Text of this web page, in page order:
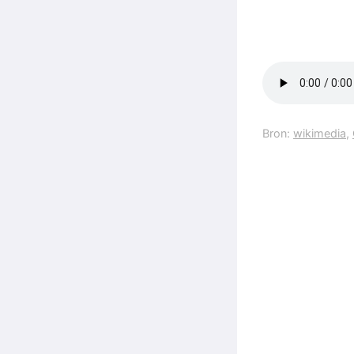
Bron: wikimedia,